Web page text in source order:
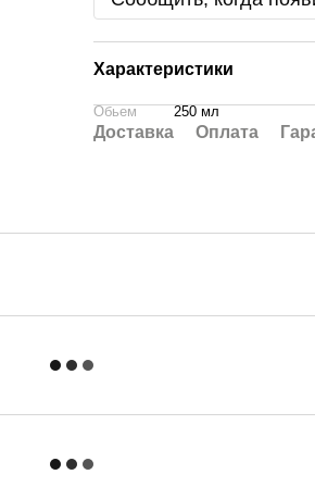
Характеристики
Обьем 250 мл
Доставка Оплата